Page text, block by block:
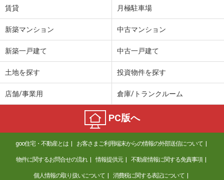
山口県宇部市中村３
3.90万円
山口県宇部市北琴芝１丁目
6.60万円
住 所
山口県宇部市北琴芝１丁目
専有面積 46.54m²
間取り
1LDK
山口県周南市大字須々万本郷
賃貸 月極駐車場
新築マンション 中古マンション
新築一戸建て 中古一戸建て
土地を探す 投資物件を探す
店舗/事業用 倉庫/トランクルーム
PC版へ
goo住宅・不動産とは お客さまご利用端末からの情報の外部送信について
物件に関するお問合せの流れ 情報提供元 不動産情報に関する免責事項
個人情報の取り扱いについて 消費税に関する表記について